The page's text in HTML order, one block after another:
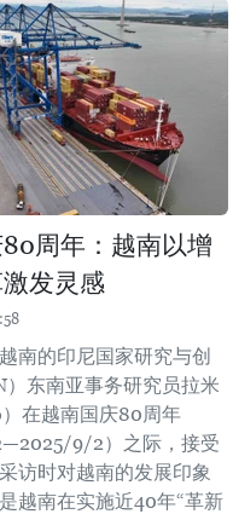
周年：越南以增
发灵感
南的印尼国家研究与创
）东南亚事务研究员拉米
在越南国庆80周年
9/2）之际，接受
访时对越南的发展印象
越南在实施近40年“革新